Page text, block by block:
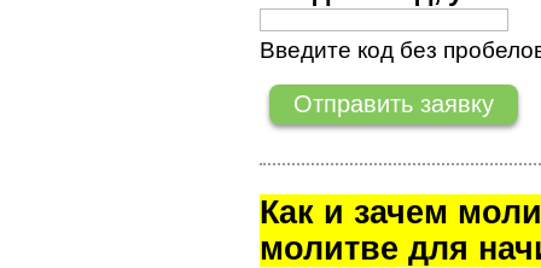
Введите код без
Как и зачем
молитве для